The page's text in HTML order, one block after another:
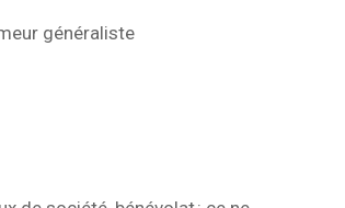
généraliste